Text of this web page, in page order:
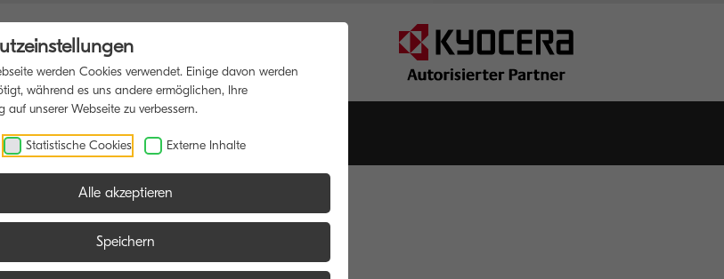
SOFTWARE BLOG
werden Cookies verwendet. Einige davon werden
während es uns andere ermöglichen, Ihre
auf unserer Webseite zu verbessern.
Statistische Cookies Externe Inhalte
Alle akzeptieren
Speichern